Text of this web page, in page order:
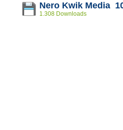
Nero Kwik Media
1.308 Downloads